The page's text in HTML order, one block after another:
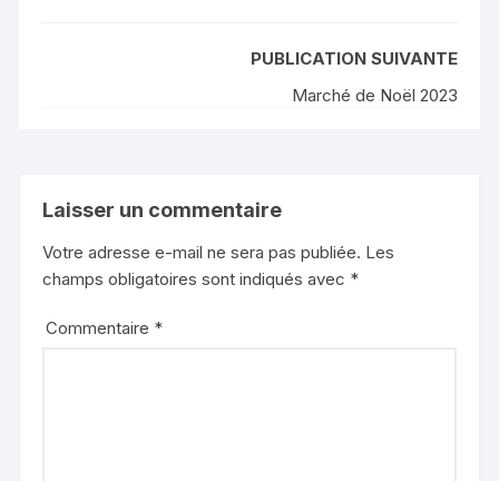
PUBLICATION SUIVANTE
Marché de Noël 2023
Laisser un commentaire
Votre adresse e-mail ne sera pas publiée. Les
champs obligatoires sont indiqués avec *
Commentaire *